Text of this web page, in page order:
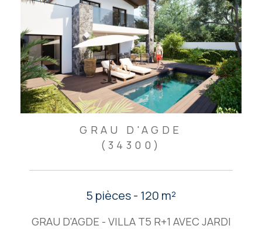
GRAU D'AGDE
(34300)
5 pièces - 120 m²
GRAU D'AGDE - VILLA T5 R+1 AVEC JARDI